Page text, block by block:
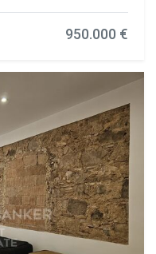
rentabilidad en el
pie de calle en tres
(2 a 6 meses), ideales
de alquiler temporal
950.000 €